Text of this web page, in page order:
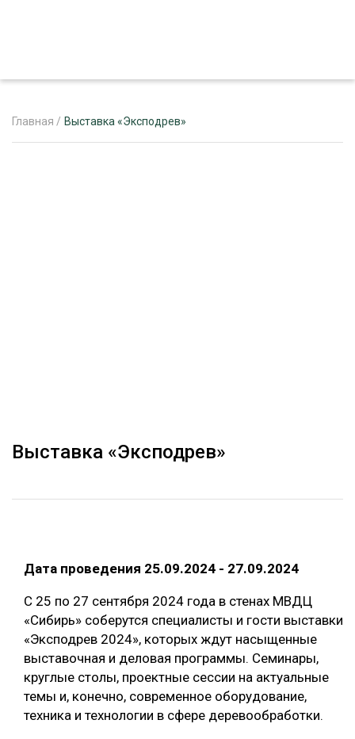
ЛЕСОВОССТАНОВЛЕНИЕ И ЗАЩИТА
ЛЕСОПИЛЕНИЕ
ДЕРЕВЯННОЕ ДОМОСТРОЕНИЕ
БЕЗОПАСНОЕ ПРОИЗВОДСТВО
СОРТИРОВКА ДРЕВЕСИНЫ
ТЕМАТИЧЕСКИЕ ПРОЕКТЫ
Главная / Выставка «Эксподрев»
Выставка «Эксподрев»
Дата проведения 25.09.2024 - 27.09.2024
С 25 по 27 сентября 2024 года в стенах МВДЦ
«Сибирь» соберутся специалисты и гости выставки
«Эксподрев 2024», которых ждут насыщенные
выставочная и деловая программы. Семинары,
круглые столы, проектные сессии на актуальные
темы и, конечно, современное оборудование,
техника и технологии в сфере деревообработки.